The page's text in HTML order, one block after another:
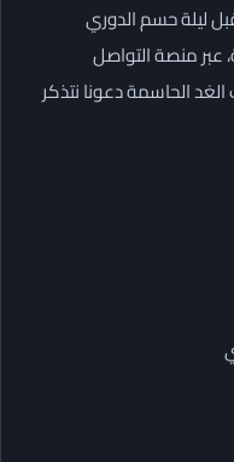
ليلة حسم الدوري
عبر منصة التواصل
الحاسمة دعونا نتذكر